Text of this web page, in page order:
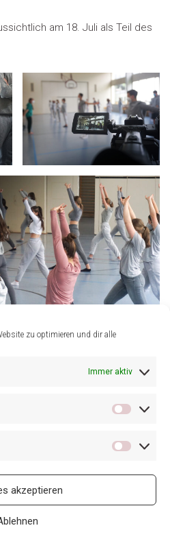
zu optimieren und dir alle
Immer aktiv
akzeptieren
am 18. Juli als Teil des
Days of Silence – Yoga
9.-12.12.2021